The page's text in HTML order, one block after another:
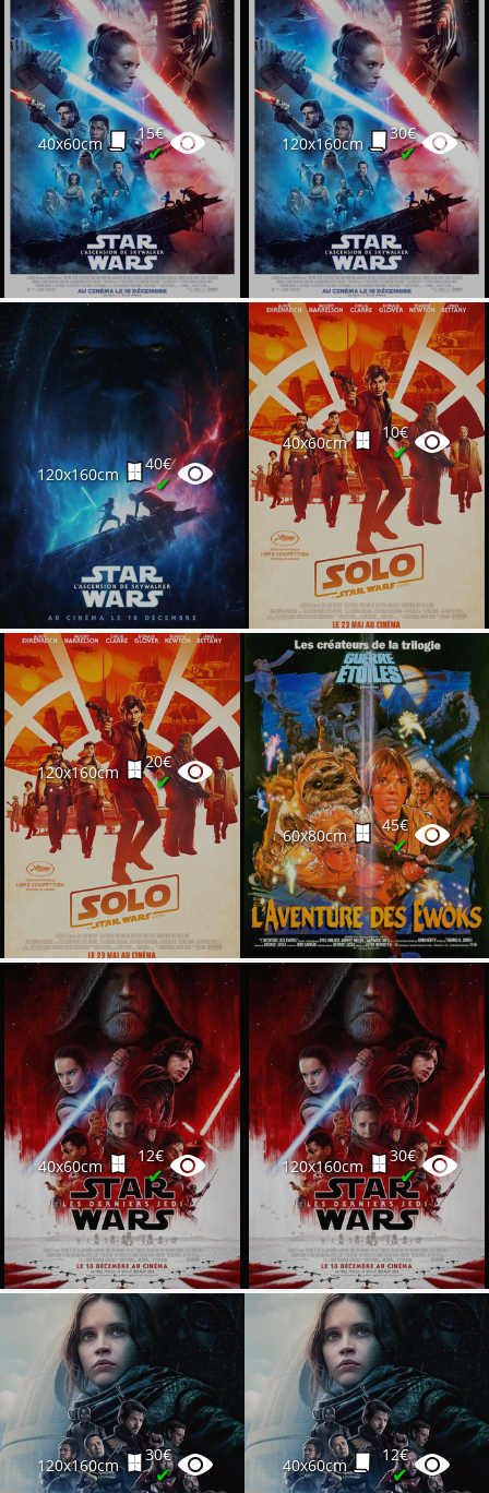
40x60cm
15€
✔ 120x160cm
30€
✔
120x160cm
40€
✔
40x60cm
10€
✔
120x160cm
20€
✔
60x80cm
45€
✔
40x60cm
12€
✔ 120x160cm
30€
✔
120x160cm
30€
✔ 40x60cm
12€
✔